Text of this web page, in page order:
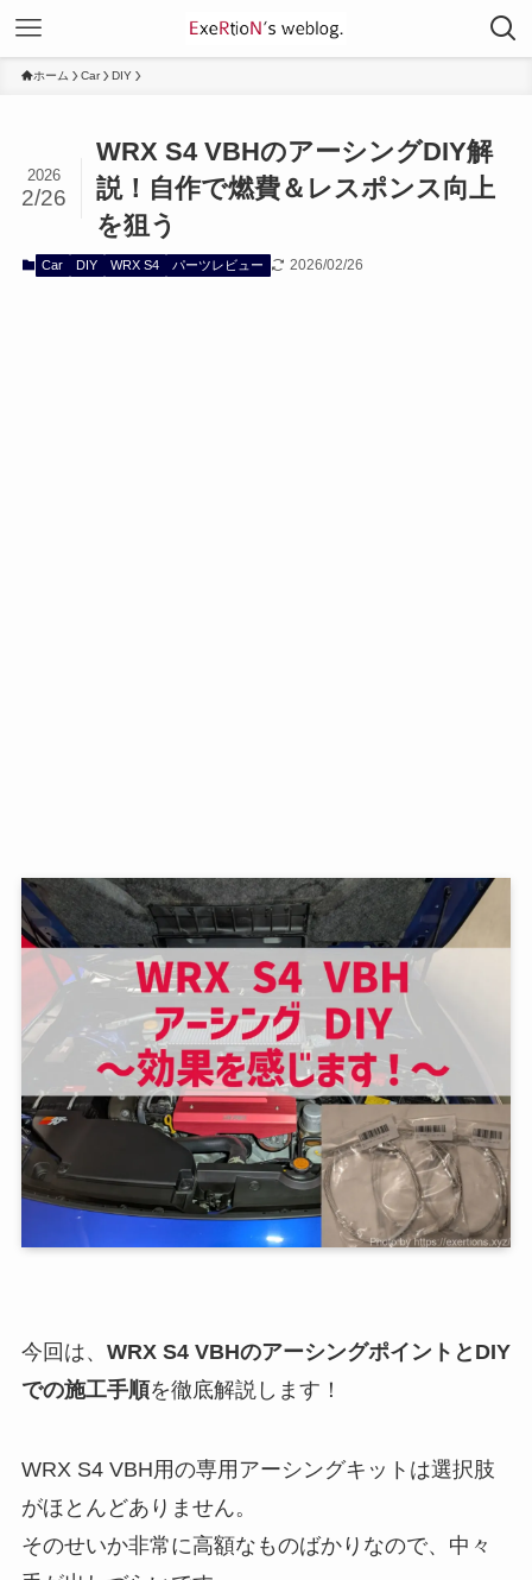
ホーム Car DIY
WRX S4 VBHのアーシングDIY解
説！自作で燃費＆レスポンス向上
を狙う
2026
2/26
Car DIY WRX S4 パーツレビュー 2026/02/26
今回は、 WRX S4 VBHのアーシングポイントとDIY
での施工手順を徹底解説します！
WRX S4 VBH用の専用アーシングキットは選択肢
がほとんどありません。
そのせいか非常に高額なものばかりなので、中々